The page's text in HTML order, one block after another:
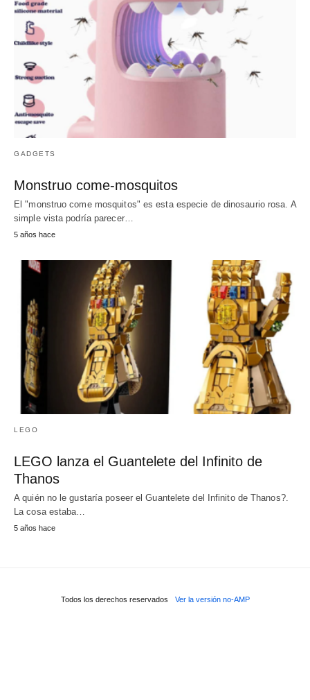
GADGETS
Monstruo come-mosquitos
El "monstruo come mosquitos" es esta especie de dinosaurio rosa. A
simple vista podría parecer…
5 años hace
LEGO
LEGO lanza el Guantelete del Infinito de
Thanos
A quién no le gustaría poseer el Guantelete del Infinito de Thanos?.
La cosa estaba…
5 años hace
Todos los derechos reservados Ver la versión no-AMP